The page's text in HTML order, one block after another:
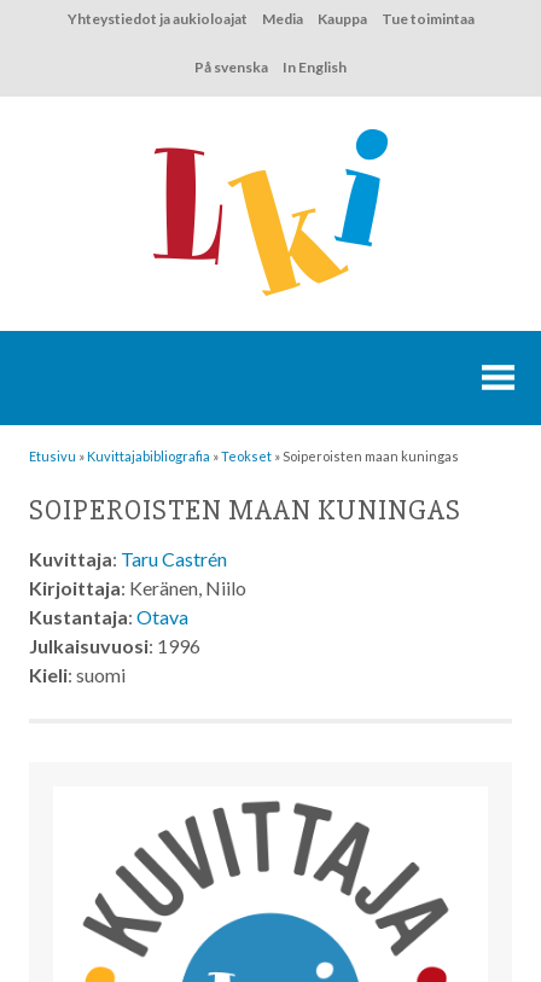
Yhteystiedot ja aukioloajat Media Kauppa Tue toimintaa
På svenska In English
Etusivu »Kuvittaja­bibliografia »Teokset » Soiperoisten maan kuningas
SOIPEROISTEN MAAN KUNINGAS
Kuvittaja: Taru Castrén
Kirjoittaja: Keränen, Niilo
Kustantaja: Otava
Julkaisuvuosi: 1996
Kieli: suomi